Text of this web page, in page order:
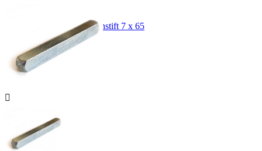
Vierkantstift / Olivenstift 7 x 65
